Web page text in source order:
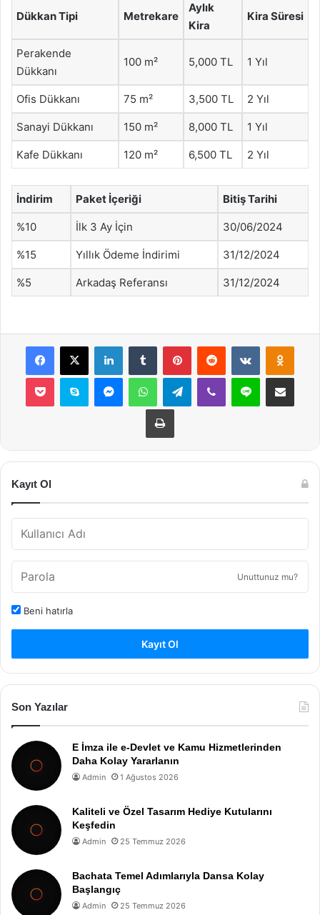
Dükkan Tipi Metrekare
Aylık
Kira
Kira Süresi
Perakende
Dükkanı
100 m² 5,000 TL 1 Yıl
Ofis Dükkanı 75 m² 3,500 TL 2 Yıl
Sanayi Dükkanı 150 m² 8,000 TL 1 Yıl
Kafe Dükkanı 120 m² 6,500 TL 2 Yıl
İndirim Paket İçeriği Bitiş Tarihi
%10 İlk 3 Ay İçin 30/06/2024
%15 Yıllık Ödeme İndirimi 31/12/2024
%5 Arkadaş Referansı 31/12/2024
Facebook
X LinkedInTumblr PinterestReddit VKontakte
Pocket Skype MessengerWhatsAppTelegramViber Line E-Posta ile
Yazdır
Kayıt Ol
Unuttunuz mu?
Beni hatırla
Kayıt Ol
Son Yazılar
E İmza ile e-Devlet ve Kamu Hizmetlerinden
Daha Kolay Yararlanın
Admin 1 Ağustos 2026
Kaliteli ve Özel Tasarım Hediye Kutularını
Keşfedin
Admin 25 Temmuz 2026
Bachata Temel Adımlarıyla Dansa Kolay
Başlangıç
Admin 25 Temmuz 2026